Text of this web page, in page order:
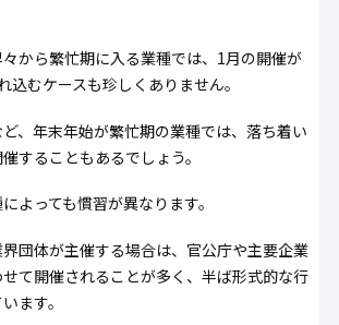
から繁忙期に入る業種では、1月の開催が
込むケースも珍しくありません。
、年末年始が繁忙期の業種では、落ち着い
することもあるでしょう。
よっても慣習が異なります。
団体が主催する場合は、官公庁や主要企業
て開催されることが多く、半ば形式的な行
ます。